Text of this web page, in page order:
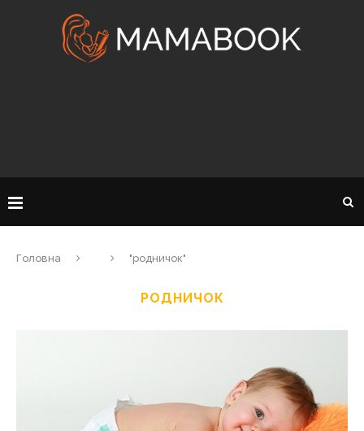
Головна "родничок"
РОДНИЧОК